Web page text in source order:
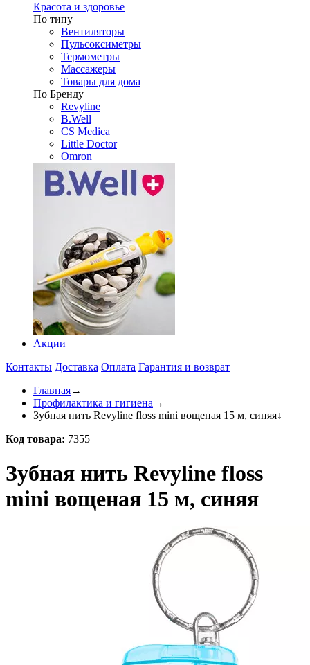
Красота и здоровье
По типу
Вентиляторы
Пульсоксиметры
Термометры
Массажеры
Товары для дома
По Бренду
Revyline
B.Well
CS Medica
Little Doctor
Omron
Акции
Контакты Доставка Оплата Гарантия и возврат
Главная→
Профилактика и гигиена →
Зубная нить Revyline floss mini вощеная 15 м, синяя↓
Код товара: 7355
Зубная нить Revyline floss
mini вощеная 15 м, синяя